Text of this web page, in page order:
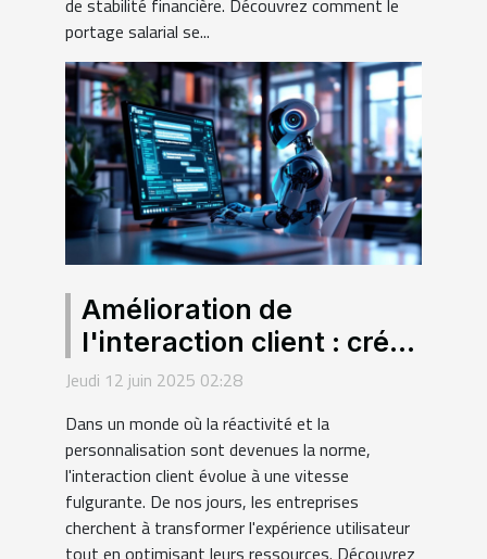
de stabilité financière. Découvrez comment le
portage salarial se...
Amélioration de
l'interaction client : créer
des chatbots intelligents
Jeudi 12 juin 2025 02:28
Dans un monde où la réactivité et la
personnalisation sont devenues la norme,
l'interaction client évolue à une vitesse
fulgurante. De nos jours, les entreprises
cherchent à transformer l'expérience utilisateur